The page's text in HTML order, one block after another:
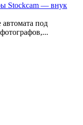
Stockcam — внук
автомата под